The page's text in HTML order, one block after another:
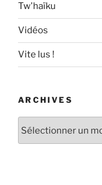
Tw'haïku
Vidéos
Vite lus !
ARCHIVES